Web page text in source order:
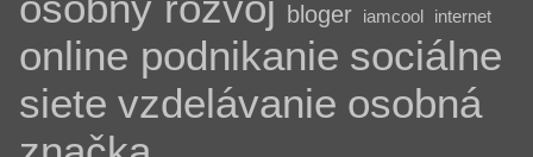
bloger iamcool internet
online podnikanie sociálne
siete vzdelávanie osobná